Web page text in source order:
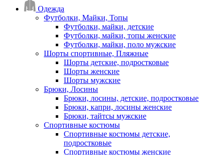
Одежда
Футболки, Майки, Топы
Футболки, майки, детские
Футболки, майки, топы женские
Футболки, майки, поло мужские
Шорты спортивные, Пляжные
Шорты детские, подростковые
Шорты женские
Шорты мужские
Брюки, Лосины
Брюки, лосины, детские, подростковые
Брюки, капри, лосины женские
Брюки, тайтсы мужские
Спортивные костюмы
Спортивные костюмы детские,
подростковые
Спортивные костюмы женские